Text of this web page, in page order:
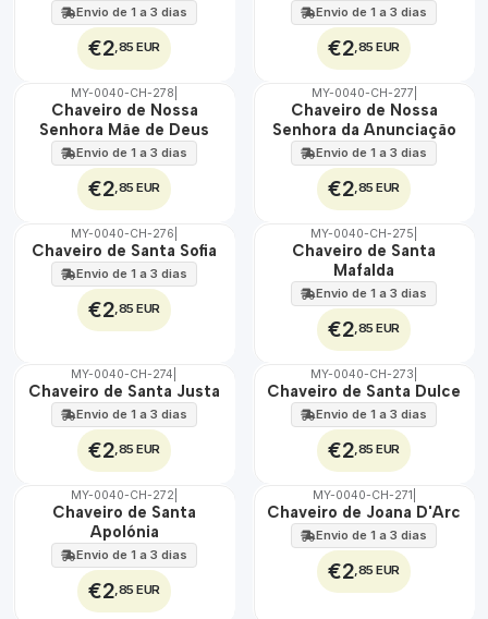
Envio de 1 a 3 dias
€2,85 EUR
Envio de 1 a 3 dias
€2,85 EUR
🇵🇹
100%
MY-0040-CH-278
Chaveiro de Nossa
Senhora Mãe de Deus
Envio de 1 a 3 dias
€2,85 EUR
🇵🇹
100%
MY-0040-CH-277
Chaveiro de Nossa
Senhora da Anunciação
Envio de 1 a 3 dias
€2,85 EUR
🇵🇹
100%
MY-0040-CH-276
Chaveiro de Santa Sofia
Envio de 1 a 3 dias
€2,85 EUR
🇵🇹
MY-0040-CH-275
Chaveiro de Santa
Mafalda
Envio de 1 a 3 dias
€2,85 EUR
🇵🇹
100%
MY-0040-CH-274
Chaveiro de Santa Justa
Envio de 1 a 3 dias
€2,85 EUR
🇵🇹
100%
MY-0040-CH-273
Chaveiro de Santa Dulce
Envio de 1 a 3 dias
€2,85 EUR
🇵🇹
MY-0040-CH-272
Chaveiro de Santa
Apolónia
Envio de 1 a 3 dias
€2,85 EUR
🇵🇹
100%
MY-0040-CH-271
Chaveiro de Joana D'Arc
Envio de 1 a 3 dias
€2,85 EUR